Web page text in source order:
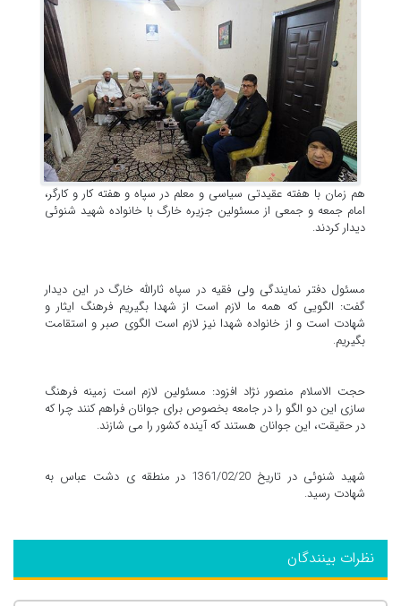
هم زمان با هفته عقیدتی سیاسی و معلم در سپاه و هفته کار و کارگر،
امام جمعه و جمعی از مسئولین جزیره خارگ با خانواده شهید شنوئی
دیدار کردند.
مسئول دفتر نمایندگی ولی فقیه در سپاه ثارالله خارگ در این دیدار
گفت: الگویی که همه ما لازم است از شهدا بگیریم فرهنگ ایثار و
شهادت است و از خانواده شهدا نیز لازم است الگوی صبر و استقامت
بگیریم.
حجت الاسلام منصور نژاد افزود: مسئولین لازم است زمینه فرهنگ
سازی این دو الگو را در جامعه بخصوص برای جوانان فراهم کنند چرا که
در حقیقت، این جوانان هستند که آینده کشور را می شازند.
شهید شنوئی در تاریخ 1361/02/20 در منطقه ی دشت عباس به
شهادت رسید.
نظرات بینندگان